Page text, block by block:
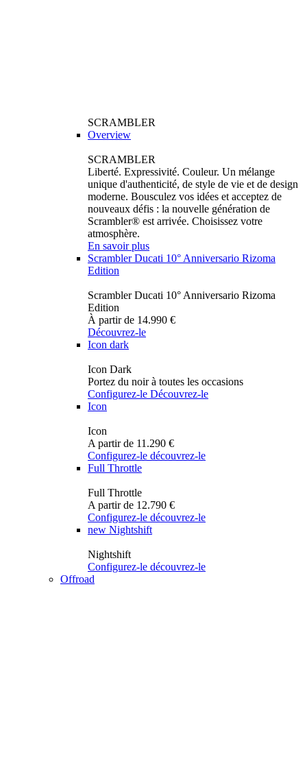
SCRAMBLER
Overview
SCRAMBLER
Liberté. Expressivité. Couleur. Un mélange
unique d'authenticité, de style de vie et de design
moderne. Bousculez vos idées et acceptez de
nouveaux défis : la nouvelle génération de
Scrambler® est arrivée. Choisissez votre
atmosphère.
En savoir plus
Scrambler Ducati 10° Anniversario Rizoma
Edition
Scrambler Ducati 10° Anniversario Rizoma
Edition
À partir de 14.990 €
Découvrez-le
Icon dark
Icon Dark
Portez du noir à toutes les occasions
Configurez-le Découvrez-le
Icon
Icon
A partir de 11.290 €
Configurez-le découvrez-le
Full Throttle
Full Throttle
A partir de 12.790 €
Configurez-le découvrez-le
new Nightshift
Nightshift
Configurez-le découvrez-le
Offroad